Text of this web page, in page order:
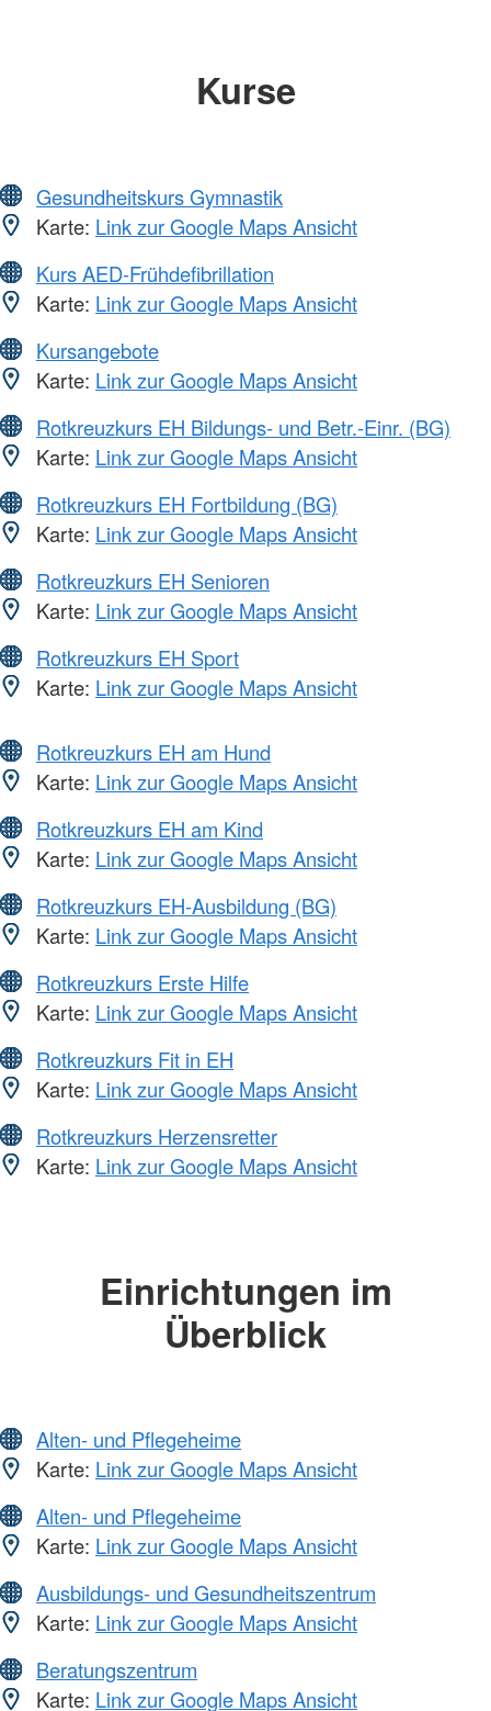
Kurse
Gesundheitskurs Gymnastik
Karte: Link zur Google Maps Ansicht
Kurs AED-Frühdefibrillation
Karte: Link zur Google Maps Ansicht
Kursangebote
Karte: Link zur Google Maps Ansicht
Rotkreuzkurs EH Bildungs- und Betr.-Einr. (BG)
Karte: Link zur Google Maps Ansicht
Rotkreuzkurs EH Fortbildung (BG)
Karte: Link zur Google Maps Ansicht
Rotkreuzkurs EH Senioren
Karte: Link zur Google Maps Ansicht
Rotkreuzkurs EH Sport
Karte: Link zur Google Maps Ansicht
Rotkreuzkurs EH am Hund
Karte: Link zur Google Maps Ansicht
Rotkreuzkurs EH am Kind
Karte: Link zur Google Maps Ansicht
Rotkreuzkurs EH-Ausbildung (BG)
Karte: Link zur Google Maps Ansicht
Rotkreuzkurs Erste Hilfe
Karte: Link zur Google Maps Ansicht
Rotkreuzkurs Fit in EH
Karte: Link zur Google Maps Ansicht
Rotkreuzkurs Herzensretter
Karte: Link zur Google Maps Ansicht
Einrichtungen im
Überblick
Alten- und Pflegeheime
Karte: Link zur Google Maps Ansicht
Alten- und Pflegeheime
Karte: Link zur Google Maps Ansicht
Ausbildungs- und Gesundheitszentrum
Karte: Link zur Google Maps Ansicht
Beratungszentrum
Karte: Link zur Google Maps Ansicht